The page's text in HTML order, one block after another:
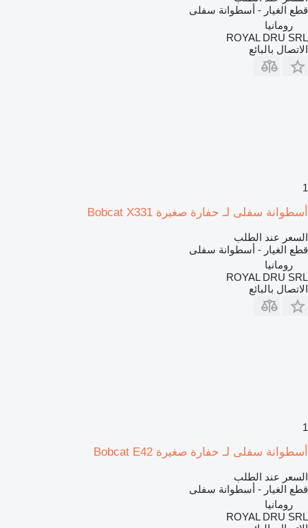
قطع الغيار - أسطوانة سفلى
رومانيا
ROYAL DRU SRL
الاتصال بالبائع
1
أسطوانة سفلى لـ حفارة صغيرة Bobcat X331
السعر عند الطلب
قطع الغيار - أسطوانة سفلى
رومانيا
ROYAL DRU SRL
الاتصال بالبائع
1
أسطوانة سفلى لـ حفارة صغيرة Bobcat E42
السعر عند الطلب
قطع الغيار - أسطوانة سفلى
رومانيا
ROYAL DRU SRL